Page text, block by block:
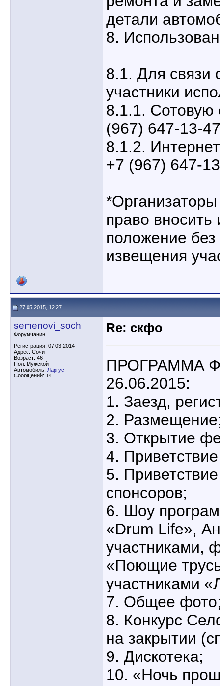
детали
8.
8.1. Для связи
участники
8.1.1. Сотовую
(967) 647-13-
8.1.2.
+7 (967) 647-
право вносить
положение без
извещения
27.05.2015, 12:27
semenovi_sochi
Форумчанин
Регистрация: 07.03.2014
Адрес: Сочи
Возраст: 46
Пол: Мужской
Автомобиль: Ларгус
Сообщений: 14
Re: скфо
ПРОГРАММА
26.06.2015:
1. Заезд,
2.
3. Открытие
4.
5.
спонсоров;
6. Шоу
«Drum Life»,
участниками,
«Поющие
участниками
7. Общее
8. Конкурс
на закрытии
9. Дискотека;
10. «Ночь